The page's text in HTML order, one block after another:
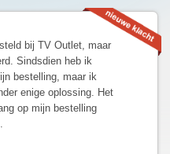
bij TV Outlet, maar
Sindsdien heb ik
bestelling, maar ik
enige oplossing. Het
op mijn bestelling